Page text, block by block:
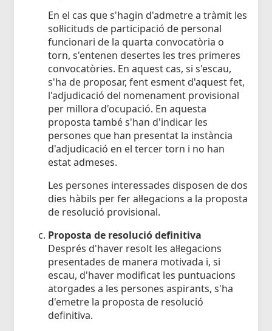
En el cas que s'hagin d'admetre a tràmit les
sol·licituds de participació de personal
funcionari de la quarta convocatòria o
torn, s'entenen desertes les tres primeres
convocatòries. En aquest cas, si s'escau,
s'ha de proposar, fent esment d'aquest fet,
l'adjudicació del nomenament provisional
per millora d'ocupació. En aquesta
proposta també s'han d'indicar les
persones que han presentat la instància
d'adjudicació en el tercer torn i no han
estat admeses.
Les persones interessades disposen de dos
dies hàbils per fer al·legacions a la proposta
de resolució provisional.
Proposta de resolució definitiva
Després d'haver resolt les al·legacions
presentades de manera motivada i, si
escau, d'haver modificat les puntuacions
atorgades a les persones aspirants, s'ha
d'emetre la proposta de resolució
definitiva.